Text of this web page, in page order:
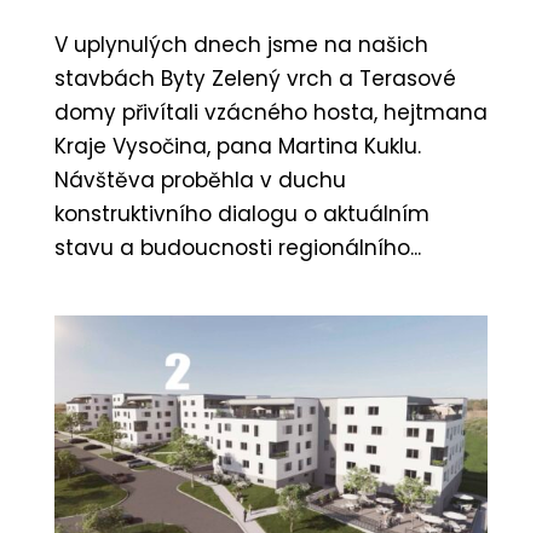
V uplynulých dnech jsme na našich
stavbách Byty Zelený vrch a Terasové
domy přivítali vzácného hosta, hejtmana
Kraje Vysočina, pana Martina Kuklu.
Návštěva proběhla v duchu
konstruktivního dialogu o aktuálním
stavu a budoucnosti regionálního...